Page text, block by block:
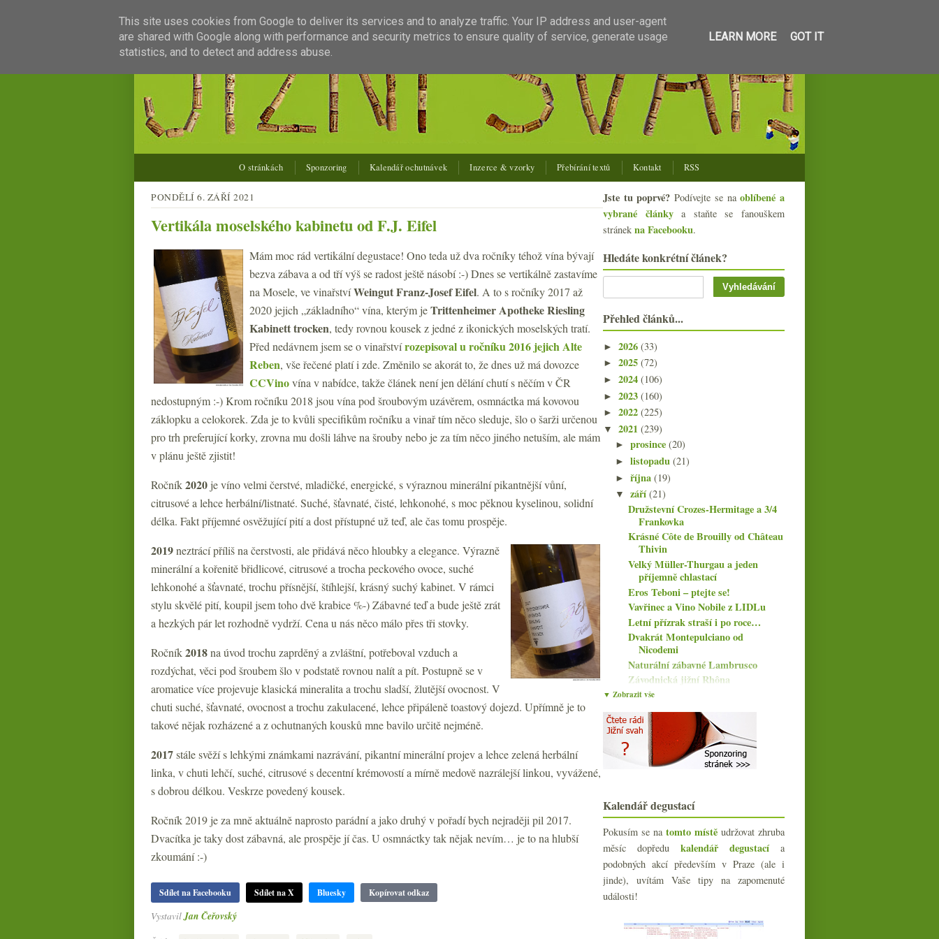
O stránkách Sponzoring Kalendář ochutnávek Inzerce & vzorky Přebírání textů Kontakt RSS
PONDĚLÍ 6. ZÁŘÍ 2021
Vertikála moselského kabinetu od F.J. Eifel
Mám moc rád vertikální degustace! Ono teda už dva ročníky téhož vína bývají
bezva zábava a od tří výš se radost ještě násobí :-) Dnes se vertikálně zastavíme
na Mosele, ve vinařstvíWeingut Franz-Josef Eifel. A to s ročníky 2017 až
2020 jejich „základního“ vína, kterým jeTrittenheimer Apotheke Riesling
Kabinett trocken, tedy rovnou kousek z jedné z ikonických moselských tratí.
Před nedávnem jsem se o vinařstvírozepisoval u ročníku 2016 jejich Alte
Reben, vše řečené platí i zde. Změnilo se akorát to, že dnes už má dovozce
CCVinovína v nabídce, takže článek není jen dělání chutí s něčím v ČR
nedostupným :-) Krom ročníku 2018 jsou vína pod šroubovým uzávěrem, osmnáctka má kovovou
záklopku a celokorek. Zda je to kvůli specifikům ročníku a vinař tím něco sleduje, šlo o šarži určenou
pro trh preferující korky, zrovna mu došli láhve na šrouby nebo je za tím něco jiného netuším, ale mám
v plánu ještě zjistit!
Ročník2020 je víno velmi čerstvé, mladičké, energické, s výraznou minerální pikantnější vůní,
citrusové a lehce herbální/listnaté. Suché, šťavnaté, čisté, lehkonohé, s moc pěknou kyselinou, solidní
délka. Fakt příjemné osvěžující pití a dost přístupné už teď, ale čas tomu prospěje.
2019neztrácí příliš na čerstvosti, ale přidává něco hloubky a elegance. Výrazně
minerální a kořenitě břidlicové, citrusové a trocha peckového ovoce, suché
lehkonohé a šťavnaté, trochu přísnější, štíhlejší, krásný suchý kabinet. V rámci
stylu skvělé pití, koupil jsem toho dvě krabice %-) Zábavné teď a bude ještě zrát
a hezkých pár let rozhodně vydrží. Cena u nás něco málo přes tři stovky.
Ročník2018na úvod trochu zaprděný a zvláštní, potřeboval vzduch a
rozdýchat, věci pod šroubem šlo v podstatě rovnou nalít a pít. Postupně se v
aromatice více projevuje klasická mineralita a trochu sladší, žlutější ovocnost. V
chuti suché, šťavnaté, ovocnost a trochu zakulacené, lehce připáleně toastový dojezd. Upřímně je to
takové nějak rozházené a z ochutnaných kousků mne bavilo určitě nejméně.
2017stále svěží s lehkými známkami nazrávání, pikantní minerální projev a lehce zelená herbální
linka, v chuti lehčí, suché, citrusové s decentní krémovostí a mírně medově nazrálejší linkou, vyvážené,
s dobrou délkou. Veskrze povedený kousek.
Ročník 2019 je za mně aktuálně naprosto parádní a jako druhý v pořadí bych nejraději pil 2017.
Dvacítka je taky dost zábavná, ale prospěje jí čas. U osmnáctky tak nějak nevím… je to na hlubší
zkoumání :-)
Sdílet na Facebooku Sdílet na X Bluesky Kopírovat odkaz
VystavilJan Čeřovský
Jste tu poprvé? Podívejte se naoblíbené a
vybrané článkya staňte se fanouškem
stránek na Facebooku.
Hledáte konkrétní článek?
Přehled článků...
► 2026 (33)
► 2025 (72)
► 2024 (106)
► 2023 (160)
► 2022 (225)
▼ 2021 (239)
►prosince(20)
►listopadu(21)
►října(19)
▼září(21)
Družstevní Crozes-Hermitage a 3/4
Frankovka
Krásné Côte de Brouilly od Château
Thivin
Velký Müller-Thurgau a jeden
příjemně chlastací
Eros Teboni – ptejte se!
Vavřinec a Vino Nobile z LIDLu
Letní přízrak straší i po roce…
Dvakrát Montepulciano od
Nicodemi
Naturální zábavné Lambrusco
Závodnická jižní Rhôna
Ryzlink z Bzence s 95 body od
Nový Vinograf a Bandol od
Gaussena
Výtečný Blanc de Blancs a chutné
Sylvánské
Oranžová Malvazija a fajn bádenský
Pinot
Výrazné změny v předpisech pro
sherry
Tratě salonu, zlatí z DWWA,
Francie -29 %, Družstv...
Vídeňský Gemischter Satz a
F.J. Eifel
▼ Zobrazit vše
Kalendář degustací
Pokusím se na tomto místě udržovat zhruba
měsíc dopředu kalendář degustacía
podobných akcí především v Praze (ale i
jinde), uvítám Vaše tipy na zapomenuté
události!
This site uses cookies from Google to deliver its services and to analyze traffic. Your IP address and user-agent
are shared with Google along with performance and security metrics to ensure quality of service, generate usage
statistics, and to detect and address abuse.
LEARN MORE GOT IT